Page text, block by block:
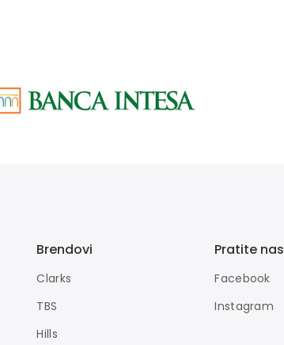
Brendovi
Clarks
TBS
Hills
Pratite nas
Facebook
Instagram